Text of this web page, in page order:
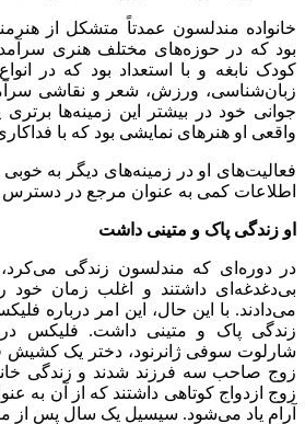
خانواده مندلسون عمدتاً متشکل از
بود که در حوزه‌های مختلف هنری
کودک نابغه و با استعداد بود که در
زبان‌شناسی، ورزش، شعر و نقاشی
جوانی خود در بیشتر این زمینه‌ها برتری
واقعی او هنرهای نمایشی بود که با
فعالیت‌های او در زمینه‌های دیگر به خوبی
اطلاعات کمی به عنوان مرجع در
او زندگی پاک و متینی داشت
در دوره‌ای که مندلسون زندگی می‌کرد،
بی‌دغدغه‌ای داشتند و اغلب زمان خود
می‌دادند. با این حال، این امر درباره
شارلوت سوفی ژانرنود، دختر یک کشیش
زوج صاحب سه فرزند شدند و زندگی
زوج ازدواج کوتاهی داشتند که از آن به
آرام یاد می‌شود. سیسیل یک سال پس